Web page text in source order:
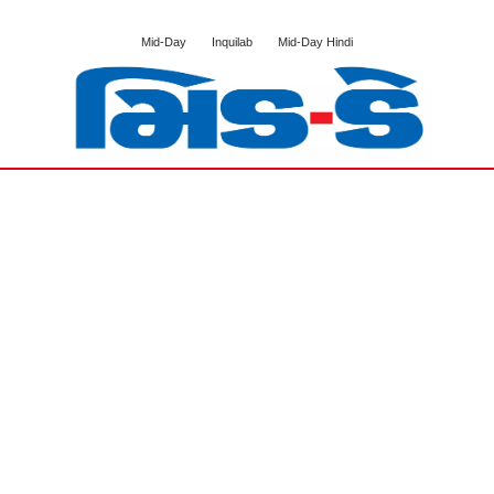
Mid-Day Inquilab Mid-Day Hindi